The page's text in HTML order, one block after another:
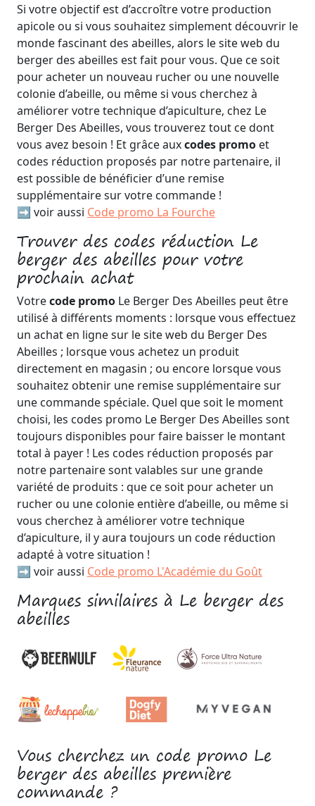
Si votre objectif est d’accroître votre production
apicole ou si vous souhaitez simplement découvrir le
monde fascinant des abeilles, alors le site web du
berger des abeilles est fait pour vous. Que ce soit
pour acheter un nouveau rucher ou une nouvelle
colonie d’abeille, ou même si vous cherchez à
améliorer votre technique d’apiculture, chez Le
Berger Des Abeilles, vous trouverez tout ce dont
vous avez besoin ! Et grâce auxcodes promo et
codes réduction proposés par notre partenaire, il
est possible de bénéficier d’une remise
supplémentaire sur votre commande !
➡️ voir aussi Code promo La Fourche
Trouver des codes réduction Le
berger des abeilles pour votre
prochain achat
Votrecode promo Le Berger Des Abeilles peut être
utilisé à différents moments : lorsque vous effectuez
un achat en ligne sur le site web du Berger Des
Abeilles ; lorsque vous achetez un produit
directement en magasin ; ou encore lorsque vous
souhaitez obtenir une remise supplémentaire sur
une commande spéciale. Quel que soit le moment
choisi, les codes promo Le Berger Des Abeilles sont
toujours disponibles pour faire baisser le montant
total à payer ! Les codes réduction proposés par
notre partenaire sont valables sur une grande
variété de produits : que ce soit pour acheter un
rucher ou une colonie entière d’abeille, ou même si
vous cherchez à améliorer votre technique
d’apiculture, il y aura toujours un code réduction
adapté à votre situation !
➡️ voir aussi Code promo L'Académie du Goût
Marques similaires à Le berger des
abeilles
Vous cherchez un code promo Le
berger des abeilles première
commande ?